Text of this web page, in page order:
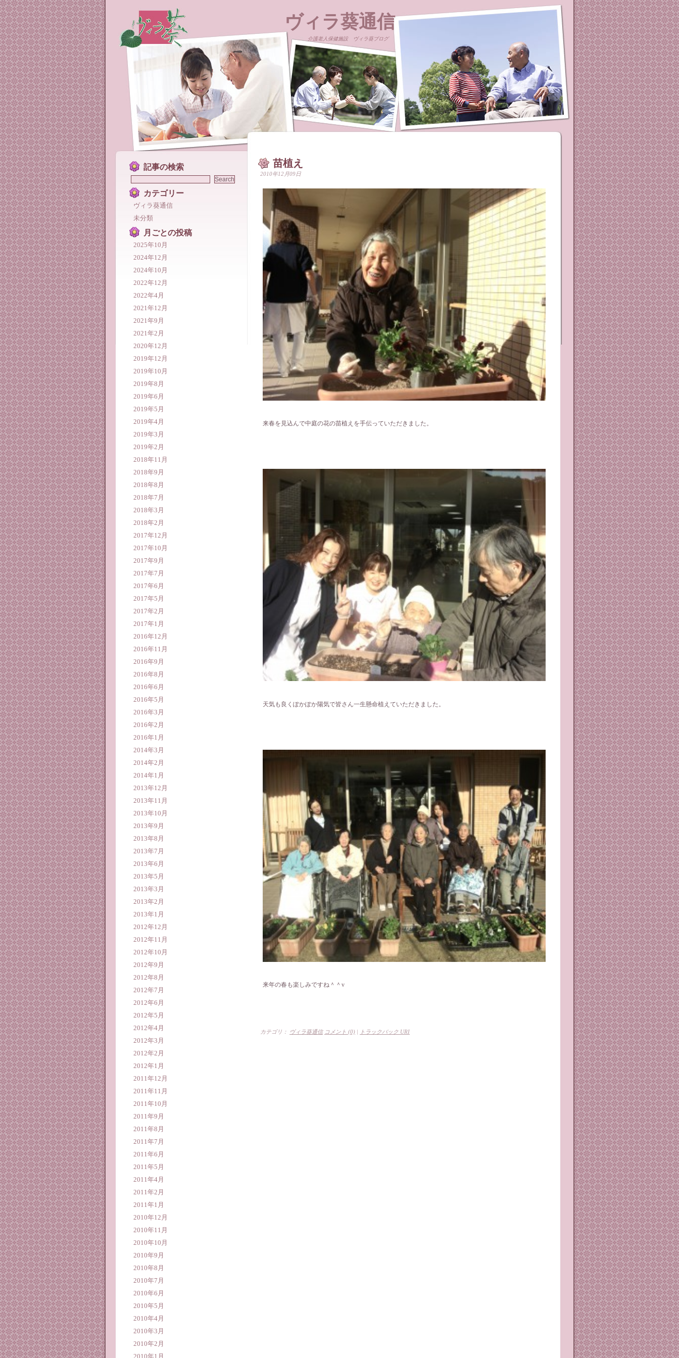
ヴィラ葵通信
介護老人保健施設 ヴィラ葵ブログ
苗植え
2010年12月09日
来春を見込んで中庭の花の苗植えを手伝っていただきました。
天気も良くぽかぽか陽気で皆さん一生懸命植えていただきました。
来年の春も楽しみですね＾＾v
カテゴリ： ヴィラ葵通信 コメント (0) トラックバック URI
記事の検索
カテゴリー
ヴィラ葵通信
未分類
月ごとの投稿
2025年10月
2024年12月
2024年10月
2022年12月
2022年4月
2021年12月
2021年9月
2021年2月
2020年12月
2019年12月
2019年10月
2019年8月
2019年6月
2019年5月
2019年4月
2019年3月
2019年2月
2018年11月
2018年9月
2018年8月
2018年7月
2018年3月
2018年2月
2017年12月
2017年10月
2017年9月
2017年7月
2017年6月
2017年5月
2017年2月
2017年1月
2016年12月
2016年11月
2016年9月
2016年8月
2016年6月
2016年5月
2016年3月
2016年2月
2016年1月
2014年3月
2014年2月
2014年1月
2013年12月
2013年11月
2013年10月
2013年9月
2013年8月
2013年7月
2013年6月
2013年5月
2013年3月
2013年2月
2013年1月
2012年12月
2012年11月
2012年10月
2012年9月
2012年8月
2012年7月
2012年6月
2012年5月
2012年4月
2012年3月
2012年2月
2012年1月
2011年12月
2011年11月
2011年10月
2011年9月
2011年8月
2011年7月
2011年6月
2011年5月
2011年4月
2011年2月
2011年1月
2010年12月
2010年11月
2010年10月
2010年9月
2010年8月
2010年7月
2010年6月
2010年5月
2010年4月
2010年3月
2010年2月
2010年1月